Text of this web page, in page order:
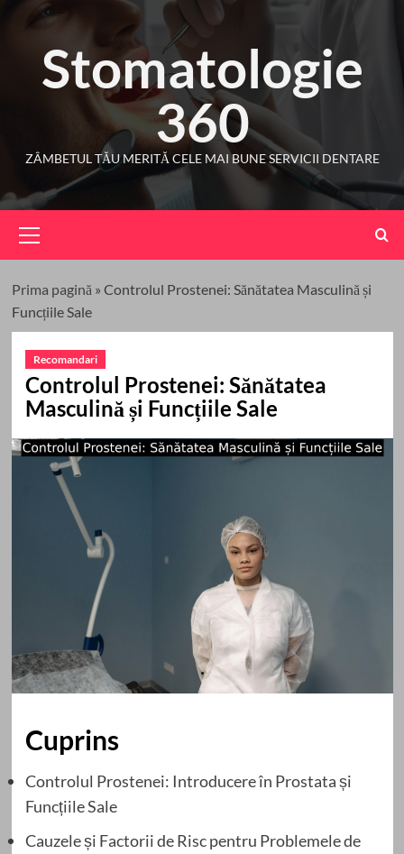
contentStomatologie
360
ZÂMBETUL TĂU MERITĂ CELE MAI BUNE SERVICII DENTARE
Menu
Prima pagină » Controlul Prostenei: Sănătatea Masculină și
Funcțiile Sale
Recomandari
Controlul Prostenei: Sănătatea
Masculină și Funcțiile Sale
Cuprins
Controlul Prostenei: Introducere în Prostata și
Funcțiile Sale
Cauzele și Factorii de Risc pentru Problemele de